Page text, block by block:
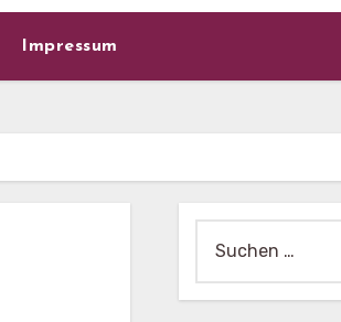
Impressum
nach: